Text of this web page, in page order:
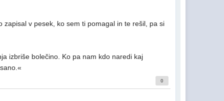
v pesek, ko sem ti pomagal in te rešil, pa si
izbriše bolečino. Ko pa nam kdo naredi kaj
0